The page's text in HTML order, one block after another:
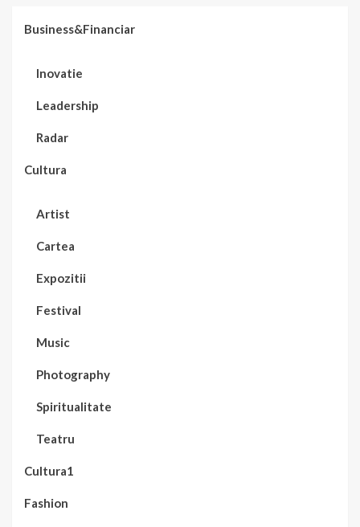
Business&Financiar
Inovatie
Leadership
Radar
Cultura
Artist
Cartea
Expozitii
Festival
Music
Photography
Spiritualitate
Teatru
Cultura1
Fashion